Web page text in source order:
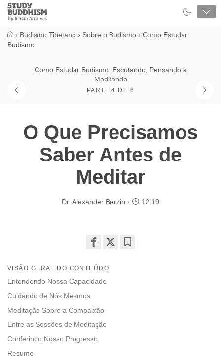
Close
Study
Buddhism
› Budismo Tibetano › Sobre o Budismo › Como Estudar
Budismo
Como Estudar Budismo: Escutando, Pensando e
Meditando
PARTE 4 DE 6
O Que Precisamos
Saber Antes de
Meditar
Dr. Alexander Berzin 12:19
on
facebook
VISÃO GERAL DO CONTEÚDO
Entendendo Nossa Capacidade
Cuidando de Nós Mesmos
Meditação Sobre a Compaixão
Entre as Sessões de Meditação
Conferindo Nosso Progresso
Resumo